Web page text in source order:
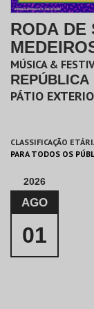
RODA DE
MÚSICA &
PÁTIO
CLASSIFICAÇÃO
PARA TODOS OS
2026
AGO
01